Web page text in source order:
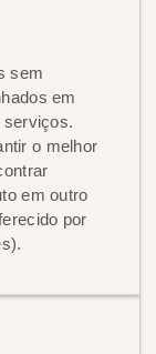
sem
em
serviços.
o melhor
em outro
por